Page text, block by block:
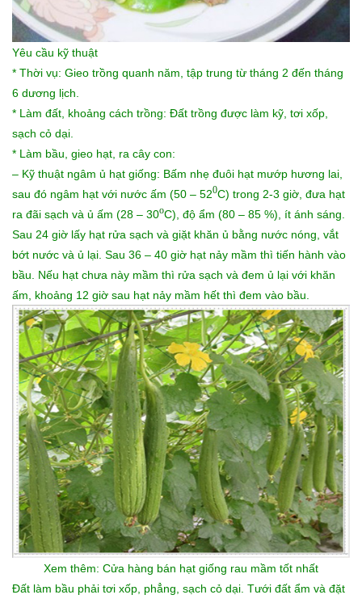
Yêu cầu kỹ thuật
* Thời vụ: Gieo trồng quanh năm, tập trung từ tháng 2 đến tháng
6 dương lịch.
* Làm đất, khoảng cách trồng: Đất trồng được làm kỹ, tơi xốp,
sạch cỏ dại.
* Làm bầu, gieo hạt, ra cây con:
– Kỹ thuật ngâm ủ hạt giống: Bấm nhẹ đuôi hạt mướp hương lai
sau đó ngâm hạt với nước ấm (50 – 520C) trong 2-3 giờ, đưa hạt
ra đãi sạch và ủ ấm (28 – 30oC), độ ẩm (80 – 85 %), ít ánh sáng.
Sau 24 giờ lấy hạt rửa sạch và giặt khăn ủ bằng nước nóng, vắt
bớt nước và ủ lại. Sau 36 – 40 giờ hạt nảy mầm thì tiến hành vào
bầu. Nếu hạt chưa này mầm thì rửa sạch và đem ủ lại với khăn
ấm, khoảng 12 giờ sau hạt nảy mầm hết thì đem vào bầu.
Xem thêm: Cửa hàng bán hạt giống rau mầm tốt nhất
Đất làm bầu phải tơi xốp, phẳng, sạch cỏ dại. Tưới đất ẩm và đặt